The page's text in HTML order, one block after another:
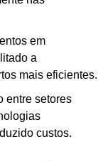
em
a
mais eficientes.
entre setores
custos.